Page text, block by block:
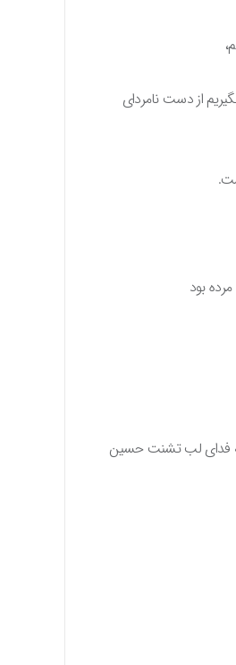
از دست نامردای
بود
به فدای لب تشنت حسین